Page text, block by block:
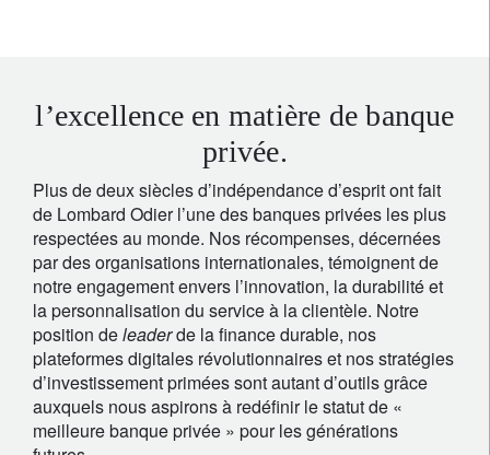
l’excellence en matière de banque
privée.
Plus de deux siècles d’indépendance d’esprit ont fait
de Lombard Odier l’une des banques privées les plus
respectées au monde. Nos récompenses, décernées
par des organisations internationales, témoignent de
notre engagement envers l’innovation, la durabilité et
la personnalisation du service à la clientèle. Notre
position deleaderde la finance durable, nos
plateformes digitales révolutionnaires et nos stratégies
d’investissement primées sont autant d’outils grâce
auxquels nous aspirons à redéfinir le statut de «
meilleure banque privée » pour les générations